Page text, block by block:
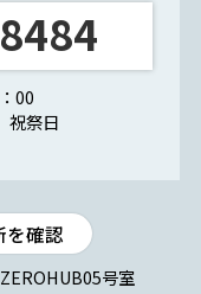
00
祝祭日
を確認
号室